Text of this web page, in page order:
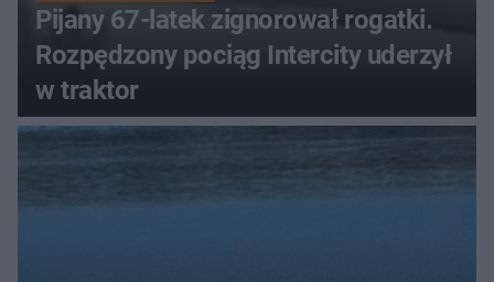
Pijany 67-latek zignorował rogatki.
Rozpędzony pociąg Intercity uderzył
w traktor